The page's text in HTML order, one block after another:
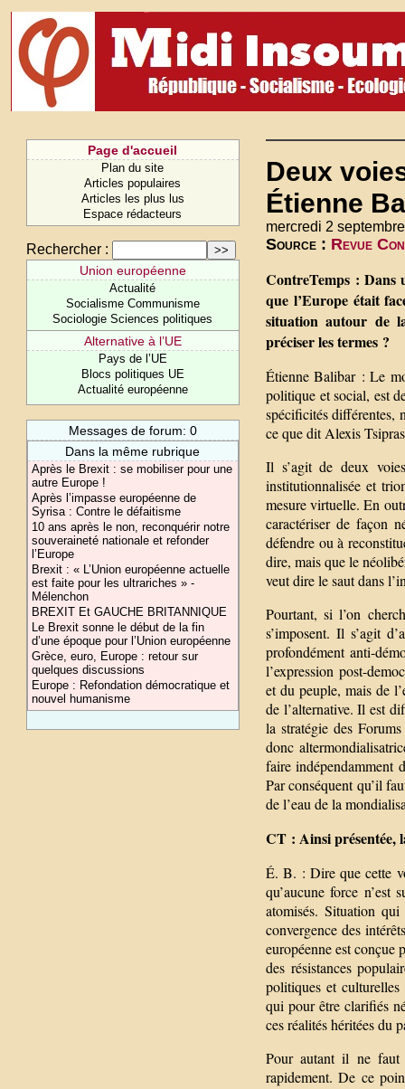
Page d'accueil
Plan du site
Articles populaires
Articles les plus lus
Espace rédacteurs
Rechercher :
Union européenne
Actualité
Socialisme Communisme
Sociologie Sciences politiques
Alternative à l’UE
Pays de l’UE
Blocs politiques UE
Actualité européenne
Messages de forum: 0
Dans la même rubrique
Après le Brexit : se mobiliser pour une
autre Europe !
Après l’impasse européenne de
Syrisa : Contre le défaitisme
10 ans après le non, reconquérir notre
souveraineté nationale et refonder
l’Europe
Brexit : « L’Union européenne actuelle
est faite pour les ultrariches » -
Mélenchon
BREXIT Et GAUCHE BRITANNIQUE
Le Brexit sonne le début de la fin
d’une époque pour l’Union européenne
Grèce, euro, Europe : retour sur
quelques discussions
Europe : Refondation démocratique et
nouvel humanisme
Deux
Étienne
mercredi 2
Source : Revue
ContreTemps : Dans
que l’Europe était
situation autour de
préciser les termes ?
Étienne Balibar : Le
politique et social, est
spécificités différentes,
ce que dit Alexis
Il s’agit de deux
institutionnalisée et
mesure virtuelle. En
caractériser de façon
défendre ou à
dire, mais que le
veut dire le saut dans
Pourtant, si l’on
s’imposent. Il s’agit
profondément anti-
l’expression post-
et du peuple, mais de
de l’alternative. Il est
la stratégie des
donc
faire indépendamment
Par conséquent qu’il
de l’eau de la
CT : Ainsi présentée,
É. B. : Dire que cette
qu’aucune force n’est
atomisés. Situation
convergence des
européenne est conçue
des résistances
politiques et culturelles
qui pour être clarifiés
ces réalités héritées du
Pour autant il ne faut
rapidement. De ce